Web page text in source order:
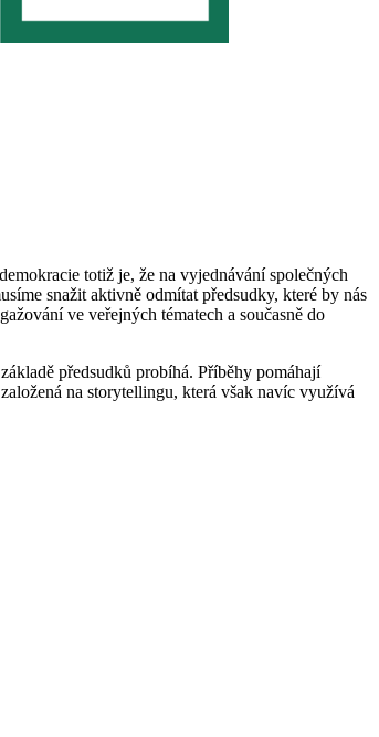
totiž je, že na vyjednávání společných
snažit aktivně odmítat předsudky, které by nás
ve veřejných tématech a současně do
předsudků probíhá. Příběhy pomáhají
na storytellingu, která však navíc využívá